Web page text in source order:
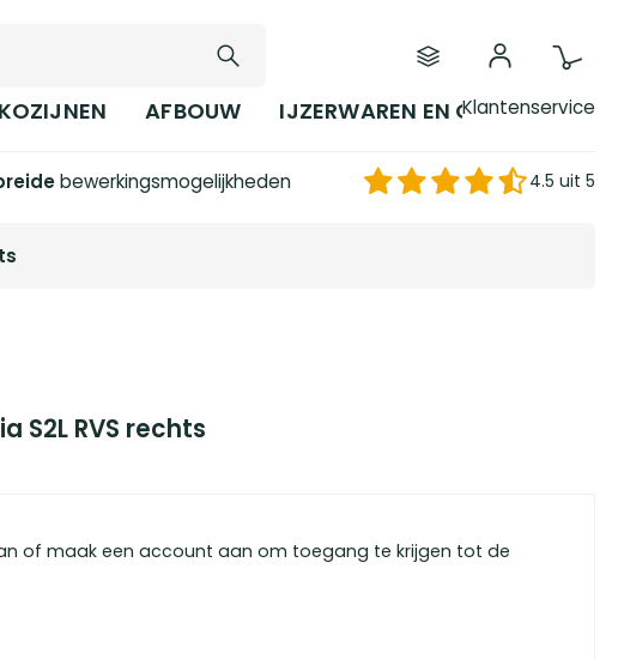
AFBOUW IJZERWAREN EN GEREEDSCHAP
Klantenservice
bewerkingsmogelijkheden 4.5 uit 5
S2L RVS rechts
of maak een account aan om toegang te krijgen tot de